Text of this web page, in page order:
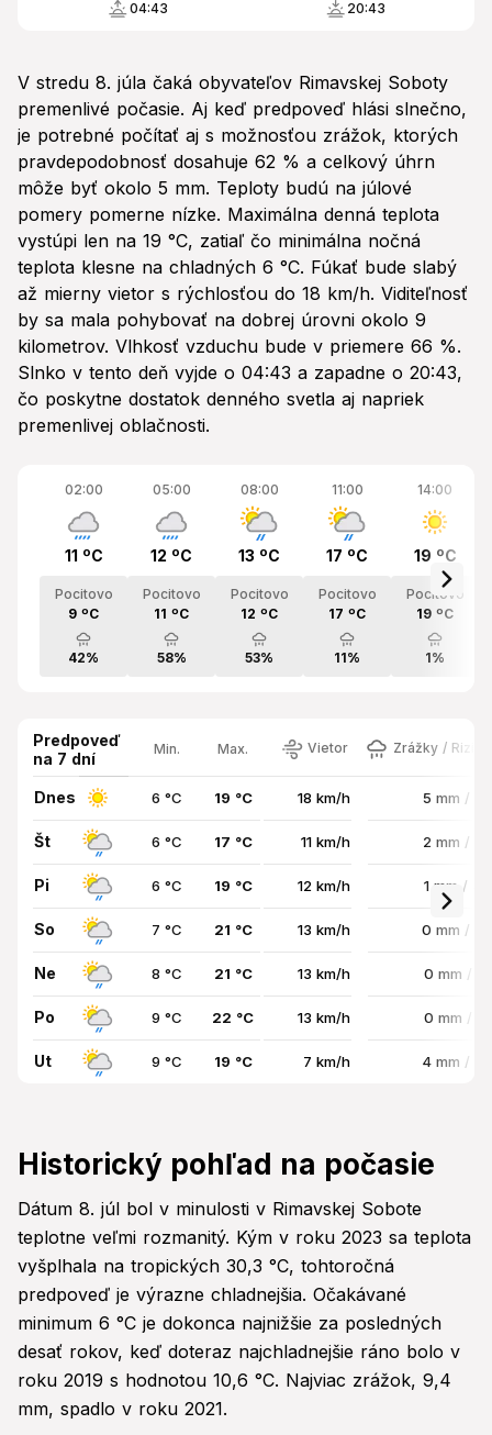
04:43 20:43
V stredu 8. júla čaká obyvateľov Rimavskej Soboty
premenlivé počasie. Aj keď predpoveď hlási slnečno,
je potrebné počítať aj s možnosťou zrážok, ktorých
pravdepodobnosť dosahuje 62 % a celkový úhrn
môže byť okolo 5 mm. Teploty budú na júlové
pomery pomerne nízke. Maximálna denná teplota
vystúpi len na 19 °C, zatiaľ čo minimálna nočná
teplota klesne na chladných 6 °C. Fúkať bude slabý
až mierny vietor s rýchlosťou do 18 km/h. Viditeľnosť
by sa mala pohybovať na dobrej úrovni okolo 9
kilometrov. Vlhkosť vzduchu bude v priemere 66 %.
Slnko v tento deň vyjde o 04:43 a zapadne o 20:43,
čo poskytne dostatok denného svetla aj napriek
premenlivej oblačnosti.
02:00
11 ºC
Pocitovo
9 ºC
42%
05:00
12 ºC
Pocitovo
11 ºC
58%
08:00
13 ºC
Pocitovo
12 ºC
53%
11:00
17 ºC
Pocitovo
17 ºC
11%
14:00
19 ºC
Pocitovo
19 ºC
1%
Predpoveď
na 7 dní
Min. Max. Vietor Zrážky /
Dnes 6 °C 19 °C 18 km/h 5 mm /
Št 6 °C 17 °C 11 km/h 2 mm /
Pi 6 °C 19 °C 12 km/h 1 mm /
So 7 °C 21 °C 13 km/h 0 mm /
Ne 8 °C 21 °C 13 km/h 0 mm /
Po 9 °C 22 °C 13 km/h 0 mm /
Ut 9 °C 19 °C 7 km/h 4 mm /
Historický pohľad na počasie
Dátum 8. júl bol v minulosti v Rimavskej Sobote
teplotne veľmi rozmanitý. Kým v roku 2023 sa teplota
vyšplhala na tropických 30,3 °C, tohtoročná
predpoveď je výrazne chladnejšia. Očakávané
minimum 6 °C je dokonca najnižšie za posledných
desať rokov, keď doteraz najchladnejšie ráno bolo v
roku 2019 s hodnotou 10,6 °C. Najviac zrážok, 9,4
mm, spadlo v roku 2021.